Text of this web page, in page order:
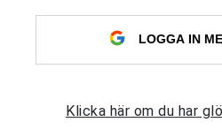
LOGGA IN
Klicka här om du har